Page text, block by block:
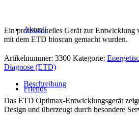
Aktuell
Friends
Ein professionelles Gerät zur
mit dem ETD bioscan gemacht wurden.
Artikelnummer: 3300 Kategorie:
Diagnose (ETD)
Beschreibung
Das ETD Optimax-Entwicklungsgerät
Design und überzeugt durch besondere